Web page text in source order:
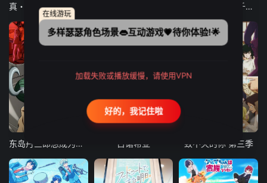
弹珠汽水瓶里的千岁同学
东岛丹三郎想成为假面骑士
更新至21集
古诺希亚 致不灭的你 第三季
在线游玩
多样瑟瑟角色场景👄互动游戏💗待你体验!🌟
加载失败或播放缓慢，请使用VPN
好的，我记住啦